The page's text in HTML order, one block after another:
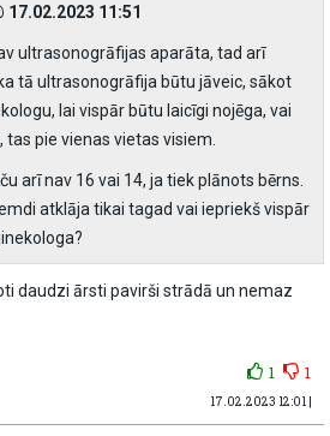
17.02.2023 11:51
ultrasonogrāfijas aparāta, tad arī
tā ultrasonogrāfija būtu jāveic, sākot
lai vispār būtu laicīgi nojēga, vai
tas pie vienas vietas visiem.
arī nav 16 vai 14, ja tiek plānots bērns.
atklāja tikai tagad vai iepriekš vispār
daudzi ārsti pavirši strādā un nemaz
1 1
17.02.2023 12:01 |